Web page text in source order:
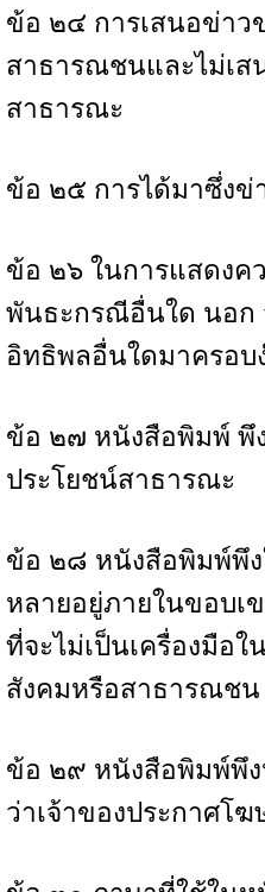
ข้อ ๒๔ การเสนอข่า
สาธารณชนและไม่เส
สาธารณะ
ข้อ ๒๕ การได้มาซึ่ง
ข้อ ๒๖ ในการแสดงค
พันธะกรณีอื่นใด นอก
อิทธิพลอื่นใดมาครอบ
ข้อ ๒๗ หนังสือพิมพ์ พึ
ประโยชน์สาธารณะ
ข้อ ๒๘ หนังสือพิมพ์พึง
หลายอยู่ภายในขอบเ
ที่จะไม่เป็นเครื่องมือ
สังคมหรือสาธารณชน
ข้อ ๒๙ หนังสือพิมพ์พึง
ว่าเจ้าของประกาศโ